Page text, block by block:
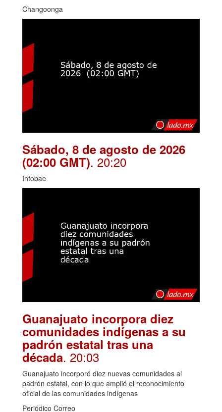
Changoonga
Sábado, 8 de agosto de 2026
(02:00 GMT). 20:20
Infobae
Guanajuato incorpora diez
comunidades indígenas a su
padrón estatal tras una
década. 20:03
Guanajuato incorporó diez nuevas comunidades al
padrón estatal, con lo que amplió el reconocimiento
oficial de las comunidades indígenas
Periódico Correo